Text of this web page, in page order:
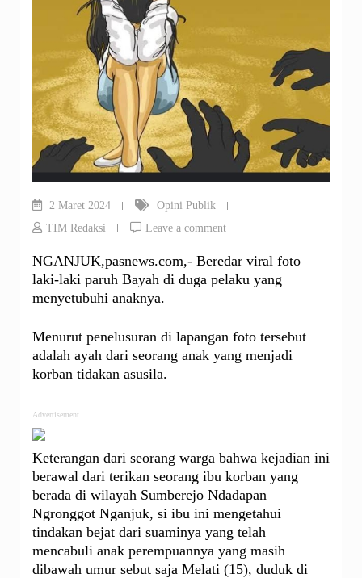
2 Maret 2024
Opini Publik
TIM Redaksi
Leave a comment
NGANJUK,pasnews.com,- Beredar viral foto
laki-laki paruh Bayah di duga pelaku yang
menyetubuhi anaknya.
Menurut penelusuran di lapangan foto tersebut
adalah ayah dari seorang anak yang menjadi
korban tidakan asusila.
Advertisement
Keterangan dari seorang warga bahwa kejadian ini
berawal dari terikan seorang ibu korban yang
berada di wilayah Sumberejo Ndadapan
Ngronggot Nganjuk, si ibu ini mengetahui
tindakan bejat dari suaminya yang telah
mencabuli anak perempuannya yang masih
dibawah umur sebut saja Melati (15), duduk di